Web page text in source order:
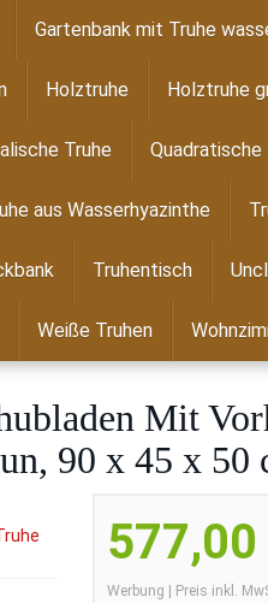
Gartenbank mit Truhe
Holztruhe Holztruhe
Truhe Quadratische
aus Wasserhyazinthe
Truhentisch
Weiße Truhen
Mit
90 x 45 x 50
577,00
Werbung | Preis inkl.